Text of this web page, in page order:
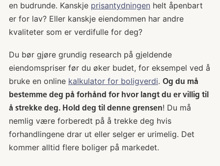
en budrunde. Kanskje prisantydningen helt åpenbart
er for lav? Eller kanskje eiendommen har andre
kvaliteter som er verdifulle for deg?
Du bør gjøre grundig research på gjeldende
eiendomspriser før du øker budet, for eksempel ved å
bruke en online kalkulator for boligverdi. Og du må
bestemme deg på forhånd for hvor langt du er villig til
å strekke deg. Hold deg til denne grensen! Du må
nemlig være forberedt på å trekke deg hvis
forhandlingene drar ut eller selger er urimelig. Det
kommer alltid flere boliger på markedet.